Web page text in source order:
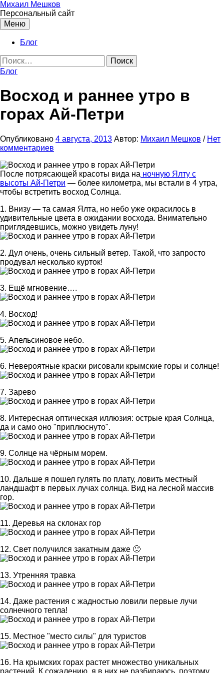
Перейти
к
содержимому
Михаил Мешков
Персональный сайт
Меню
Блог
Найти:
Блог
Восход и раннее утро в
горах Ай-Петри
Опубликовано 4 августа, 2013 Автор: Михаил Мешков / Нет
комментариев
После потрясающей красоты вида на ночную Ялту с
высоты Ай-Петри — более километра, мы встали в 4 утра,
чтобы встретить восход Солнца.
1. Внизу — та самая Ялта, но небо уже окрасилось в
удивительные цвета в ожидании восхода. Внимательно
приглядевшись, можно увидеть луну!
2. Дул очень, очень сильный ветер. Такой, что запросто
продувал несколько курток!
3. Ещё мгновение….
4. Восход!
5. Апельсиновое небо.
6. Невероятные краски рисовали крымские горы и солнце!
7. Зарево
8. Интересная оптическая иллюзия: острые края Солнца,
да и само оно "приплюснуто".
9. Солнце на чёрным морем.
10. Дальше я пошел гулять по плату, ловить местный
ландшафт в первых лучах солнца. Вид на лесной массив
гор.
11. Деревья на склонах гор
12. Свет получился закатным даже 🙂
13. Утренняя травка
14. Даже растения с жадностью ловили первые лучи
солнечного тепла!
15. Местное "место силы" для туристов
16. На крымских горах растет множество уникальных
растений. К сожалению, я в них не разбираюсь, поэтому